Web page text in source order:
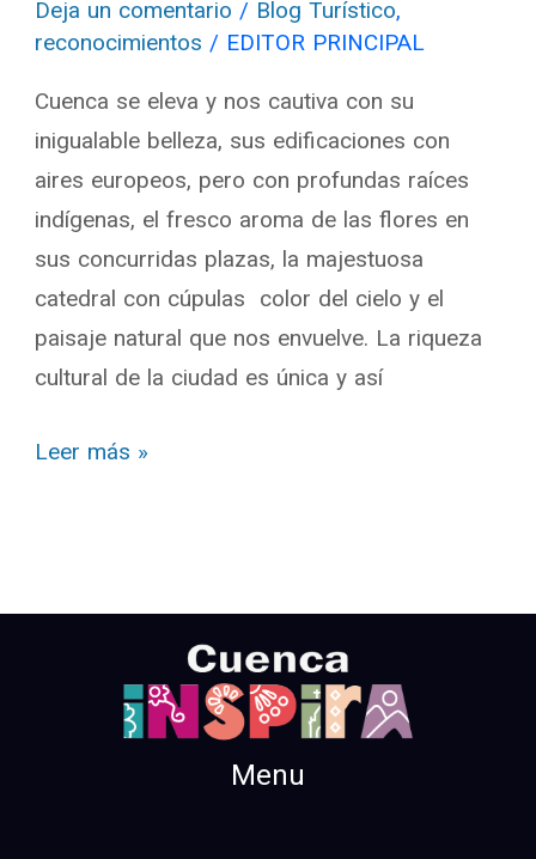
Deja un comentario / Blog Turístico,
reconocimientos / EDITOR PRINCIPAL
Cuenca se eleva y nos cautiva con su
inigualable belleza, sus edificaciones con
aires europeos, pero con profundas raíces
indígenas, el fresco aroma de las flores en
sus concurridas plazas, la majestuosa
catedral con cúpulas color del cielo y el
paisaje natural que nos envuelve. La riqueza
cultural de la ciudad es única y así
Leer más »
Menu